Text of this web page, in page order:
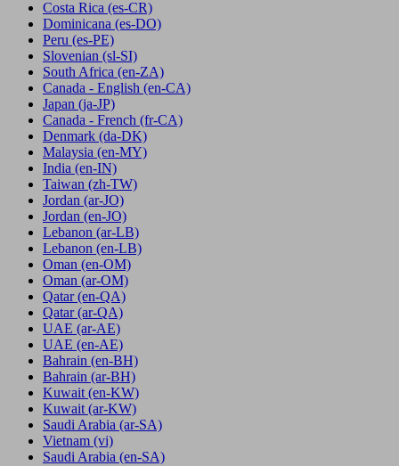
Costa Rica (es-CR)
Dominicana (es-DO)
Peru (es-PE)
Slovenian (sl-SI)
South Africa (en-ZA)
Canada - English (en-CA)
Japan (ja-JP)
Canada - French (fr-CA)
Denmark (da-DK)
Malaysia (en-MY)
India (en-IN)
Taiwan (zh-TW)
Jordan (ar-JO)
Jordan (en-JO)
Lebanon (ar-LB)
Lebanon (en-LB)
Oman (en-OM)
Oman (ar-OM)
Qatar (en-QA)
Qatar (ar-QA)
UAE (ar-AE)
UAE (en-AE)
Bahrain (en-BH)
Bahrain (ar-BH)
Kuwait (en-KW)
Kuwait (ar-KW)
Saudi Arabia (ar-SA)
Vietnam (vi)
Saudi Arabia (en-SA)